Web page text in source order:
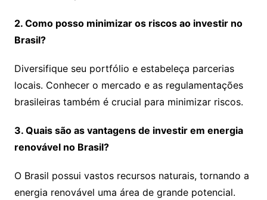
2. Como posso minimizar os riscos ao investir no
Brasil?
Diversifique seu portfólio e estabeleça parcerias
locais. Conhecer o mercado e as regulamentações
brasileiras também é crucial para minimizar riscos.
3. Quais são as vantagens de investir em energia
renovável no Brasil?
O Brasil possui vastos recursos naturais, tornando a
energia renovável uma área de grande potencial.